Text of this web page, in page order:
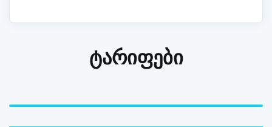
ტარიფები